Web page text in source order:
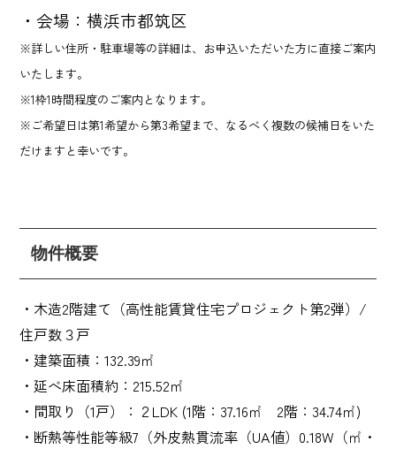
・会場：横浜市都筑区
※詳しい住所・駐車場等の詳細は、お申込いただいた方に直接ご案内
いたします。
※1枠1時間程度のご案内となります。
※ご希望日は第1希望から第3希望まで、なるべく複数の候補日をいた
だけますと幸いです。
物件概要
・木造2階建て（高性能賃貸住宅プロジェクト第2弾）/
住戸数３戸
・建築面積：132.39㎡
・延べ床面積約：215.52㎡
・間取り（1戸）：２LDK (1階：37.16㎡ 2階：34.74㎡)
・断熱等性能等級7（外皮熱貫流率（UA値）0.18W（㎡・